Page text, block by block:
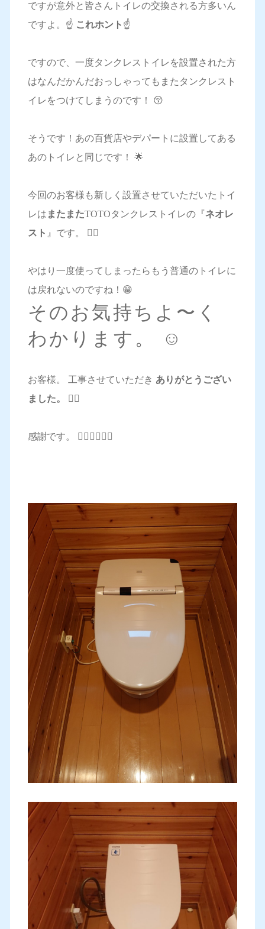
ですが意外と皆さんトイレの交換される方多いん
ですよ。☝️ これホント ☝️
ですので、一度タンクレストイレを設置された方
はなんだかんだおっしゃってもまたタンクレスト
イレをつけてしまうのです！ 😚
そうです！あの百貨店やデパートに設置してある
あのトイレと同じです！ 🌟
今回のお客様も新しく設置させていただいたトイ
レは またまたTOTOタンクレストイレの『ネオレ
スト 』です。 🙆‍♀️
やはり一度使ってしまったらもう普通のトイレに
は戻れないのですね！😁
そのお気持ちよ〜く
わかります。 ☺️
お客様。 工事させていただき ありがとうござい
ました。 🙇‍♂️
感謝です。 🙇‍♂️🙇‍♂️🙇‍♂️